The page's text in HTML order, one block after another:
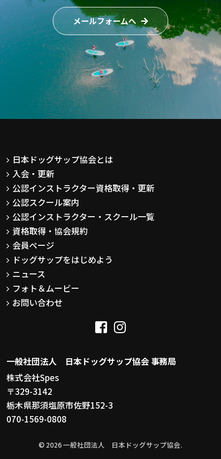
メールフォームへ
日本ドッグサップ協会とは
入会・更新
公認インストラクター資格取得・更新
公認スクール案内
公認インストラクター・スクール一覧
資格取得・協会規約
会員ページ
ドッグサップをはじめよう
ニュース
フォト＆ムービー
お問い合わせ
一般社団法人 日本ドッグサップ協会 事務局
株式会社Spes
〒329-3142
栃木県那須塩原市佐野152-3
070-1569-0808
© 2026 一般社団法人 日本ドッグサップ協会.